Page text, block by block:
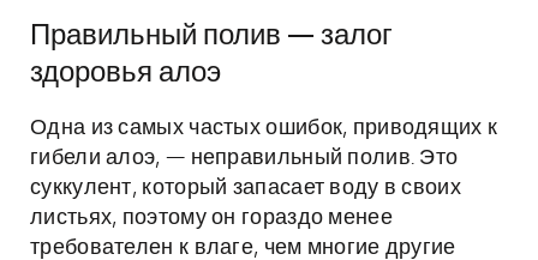
Правильный полив — залог
здоровья алоэ
Одна из самых частых ошибок, приводящих к
гибели алоэ, — неправильный полив. Это
суккулент, который запасает воду в своих
листьях, поэтому он гораздо менее
требователен к влаге, чем многие другие